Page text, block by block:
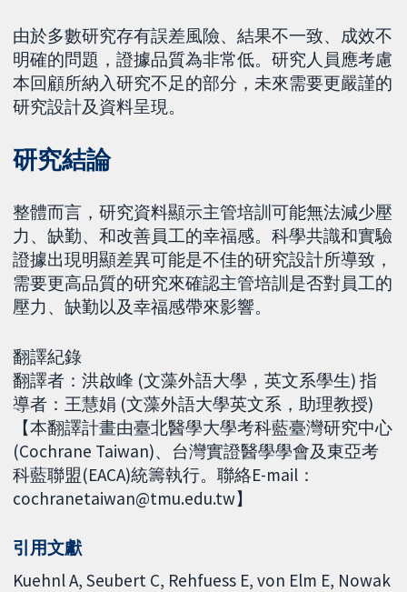
由於多數研究存有誤差風險、結果不一致、成效不
明確的問題，證據品質為非常低。研究人員應考慮
本回顧所納入研究不足的部分，未來需要更嚴謹的
研究設計及資料呈現。
研究結論
整體而言，研究資料顯示主管培訓可能無法減少壓
力、缺勤、和改善員工的幸福感。科學共識和實驗
證據出現明顯差異可能是不佳的研究設計所導致，
需要更高品質的研究來確認主管培訓是否對員工的
壓力、缺勤以及幸福感帶來影響。
翻譯紀錄
翻譯者：洪啟峰 (文藻外語大學，英文系學生) 指
導者：王慧娟 (文藻外語大學英文系，助理教授)
【本翻譯計畫由臺北醫學大學考科藍臺灣研究中心
(Cochrane Taiwan)、台灣實證醫學學會及東亞考
科藍聯盟(EACA)統籌執行。聯絡E-mail：
cochranetaiwan@tmu.edu.tw】
引用文獻
Kuehnl A, Seubert C, Rehfuess E, von Elm E, Nowak